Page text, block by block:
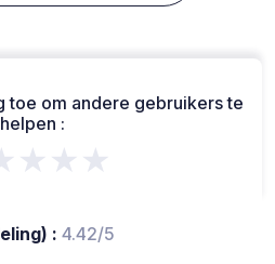
toe om andere gebruikers te
helpen :
: 4.42/5